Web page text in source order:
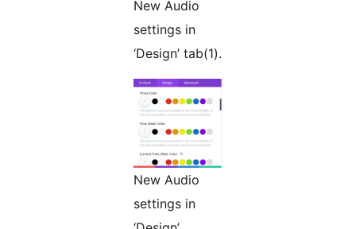
New Audio
settings in
‘Design’ tab(1).
New Audio
settings in